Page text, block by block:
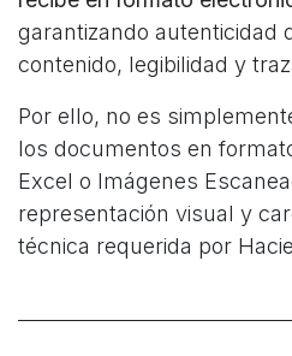
garantizando autenticidad
contenido, legibilidad y
Por ello, no es
los documentos en
Excel o Imágenes
representación visual y
técnica requerida por